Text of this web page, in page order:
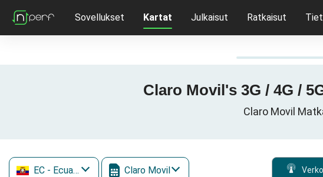
Sovellukset Kartat Julkaisut Ratkaisut
Claro Movil's 3G / 4G /
Claro Movil
EC - Ecuador Claro Movil